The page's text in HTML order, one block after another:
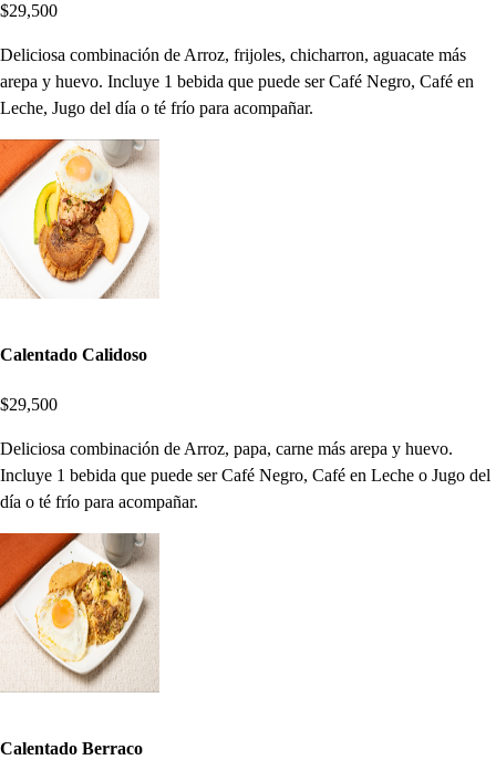
$29,500
Deliciosa combinación de Arroz, frijoles, chicharron, aguacate más
arepa y huevo. Incluye 1 bebida que puede ser Café Negro, Café en
Leche, Jugo del día o té frío para acompañar.
Calentado Calidoso
$29,500
Deliciosa combinación de Arroz, papa, carne más arepa y huevo.
Incluye 1 bebida que puede ser Café Negro, Café en Leche o Jugo del
día o té frío para acompañar.
Calentado Berraco